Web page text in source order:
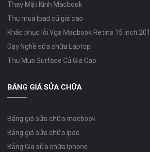
Thay Mặt Kính Macbook
Thu mua Ipad củ giá cao
Khắc phục lỗi Vga Macbook Retina 15 inch
Dạy Nghề sửa chữa Laptop
Thu Mua Surface Củ Giá Cao
BẢNG GIÁ SỬA CHỮA
Bảng giá sửa chữa macbook
Bảng giá sửa chữa Ipad
Bảng Gía sửa chữa Iphone